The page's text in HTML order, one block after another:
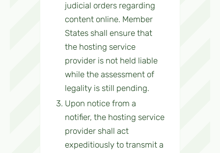
judicial orders regarding
content online. Member
States shall ensure that
the hosting service
provider is not held liable
while the assessment of
legality is still pending.
Upon notice from a
notifier, the hosting service
provider shall act
expeditiously to transmit a